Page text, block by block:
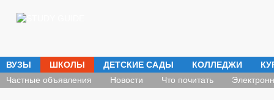
ВУЗЫ ШКОЛЫ ДЕТСКИЕ САДЫ КОЛЛЕДЖИ
Частные объявления
Новости Что почитать